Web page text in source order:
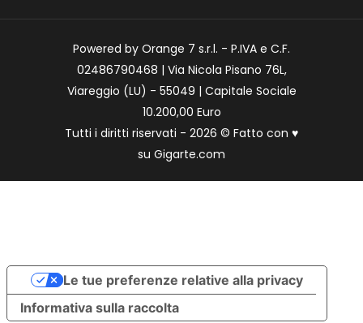
Powered by Orange 7 s.r.l. - P.IVA e C.F.
02486790468 | Via Nicola Pisano 76L,
Viareggio (LU) - 55049 | Capitale Sociale
10.200,00 Euro
Tutti i diritti riservati - 2026 © Fatto con ♥
su Gigarte.com
Informativa sulla raccolta
Le tue preferenze relative alla privacy